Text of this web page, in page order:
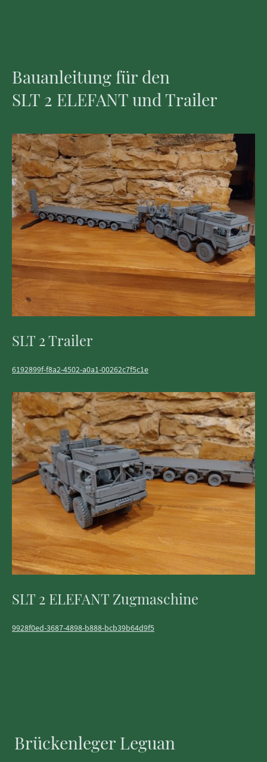
Bauanleitung für den
SLT 2 ELEFANT und Trailer
SLT 2 Trailer
6192899f-f8a2-4502-a0a1-00262c7f5c1e
SLT 2 ELEFANT Zugmaschine
9928f0ed-3687-4898-b888-bcb39b64d9f5
Brückenleger Leguan